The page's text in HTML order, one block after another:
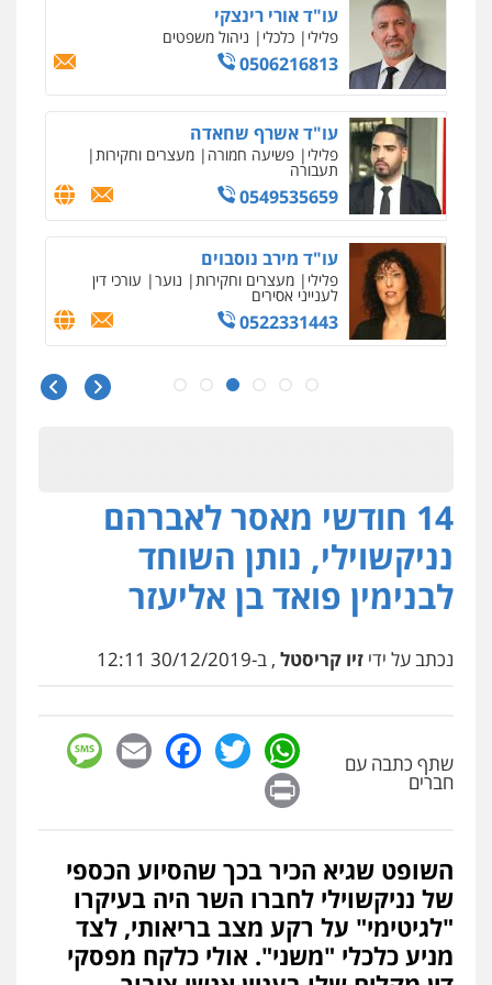
עו"ד חמאדה מסרי
תעבורה
0526631970
עו"ד אייל אביטל
פלילי פשיעה חמורה מעצרים וחקירות
0544712201
עו"ד רונן בנדל
משפט פלילי פשיעה חמורה פלילי
0524282442
כבריאן, מזר – משרד עורכי דין
עו"ד בועז קניג
משפחה
0507003001
פלילי פשיעה חמורה קטינים אלימות
סמים עבירות מין
קורל קרוז – עורך דין פלילי
משפט פלילי
0545437431
עו"ד תומר בנישתי
פלילי מעצרים וחקירות צווארון לבן פשיעה
חמורה
0546657865
14 חודשי מאסר לאברהם
נניקשוילי, נותן השוחד
לבנימין פואד בן אליעזר
נכתב על ידי זיו קריסטל , ב-30/12/2019 12:11
שתף כתבה עם
חברים
WhatsApp
Twitter
Facebook
Email
השופט שגיא הכיר בכך שהסיוע הכספי
של נניקשוילי לחברו השר היה בעיקרו
"לגיטימי" על רקע מצב בריאותי, לצד
מניע כלכלי "משני". אולי כלקח מפסקי